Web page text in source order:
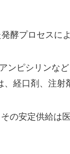
酵プロセスに
ンピシリンな
経口剤、注射
の安定供給は